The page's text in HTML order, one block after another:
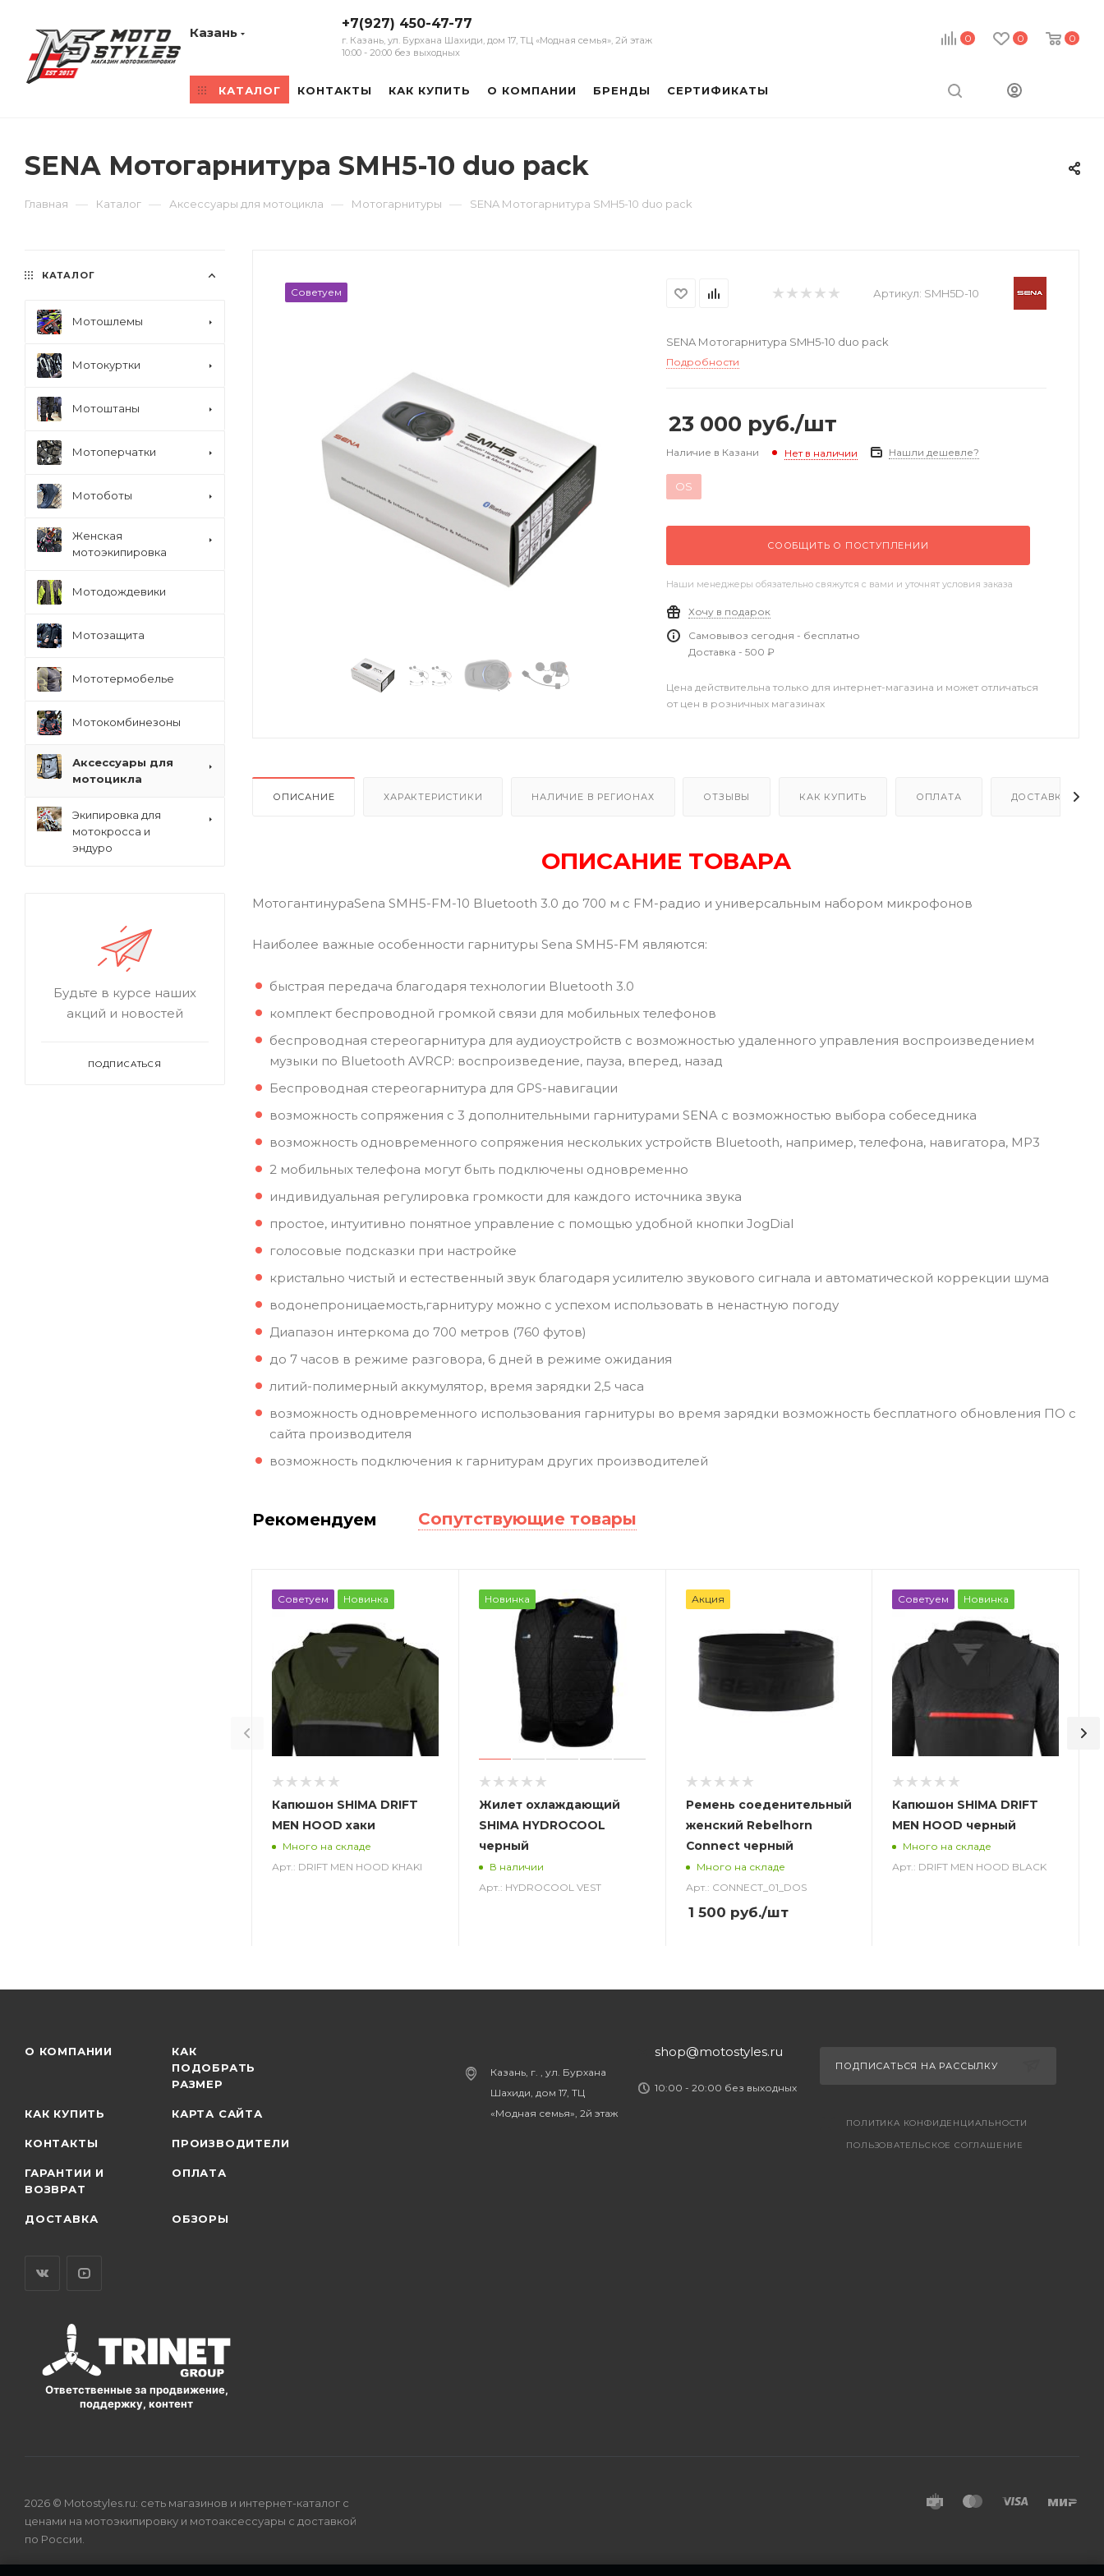
0 0 0
Казань
+7(927) 450-47-77
г. Казань, ул. Бурхана Шахиди, дом 17, ТЦ «Модная семья», 2й этаж
10:00 - 20:00 без выходных
КАТАЛОГ КОНТАКТЫ КАК КУПИТЬ О КОМПАНИИ БРЕНДЫ СЕРТИФИКАТЫ
SENA Мотогарнитура SMH5-10 duo pack
Главная — Каталог — Аксессуары для мотоцикла — Мотогарнитуры — SENA Мотогарнитура SMH5-10 duo pack
Советуем Артикул: SMH5D-10
SENA Мотогарнитура SMH5-10 duo pack
Подробности
23 000 руб./шт
Наличие в Казани Нет в наличии Нашли дешевле?
OS
СООБЩИТЬ О ПОСТУПЛЕНИИ
Наши менеджеры обязательно свяжутся с вами и уточнят условия заказа
Хочу в подарок
Самовывоз сегодня - бесплатно
Доставка - 500 ₽
Цена действительна только для интернет-магазина и может отличаться
от цен в розничных магазинах
ОПИСАНИЕ ХАРАКТЕРИСТИКИ НАЛИЧИЕ В РЕГИОНАХ ОТЗЫВЫ КАК КУПИТЬ ОПЛАТА ДОСТАВКА
ОПИСАНИЕ ТОВАРА
МотогантинураSena SMH5-FM-10 Bluetooth 3.0 до 700 м с FM-радио и универсальным набором микрофонов
Наиболее важные особенности гарнитуры Sena SMH5-FM являются:
быстрая передача благодаря технологии Bluetooth 3.0
комплект беспроводной громкой связи для мобильных телефонов
беспроводная стереогарнитура для аудиоустройств с возможностью удаленного управления воспроизведением
музыки по Bluetooth AVRCP: воспроизведение, пауза, вперед, назад
Беспроводная стереогарнитура для GPS-навигации
возможность сопряжения с 3 дополнительными гарнитурами SENA с возможностью выбора собеседника
возможность одновременного сопряжения нескольких устройств Bluetooth, например, телефона, навигатора, MP3
2 мобильных телефона могут быть подключены одновременно
индивидуальная регулировка громкости для каждого источника звука
простое, интуитивно понятное управление с помощью удобной кнопки JogDial
голосовые подсказки при настройке
кристально чистый и естественный звук благодаря усилителю звукового сигнала и автоматической коррекции шума
водонепроницаемость,гарнитуру можно с успехом использовать в ненастную погоду
Диапазон интеркома до 700 метров (760 футов)
до 7 часов в режиме разговора, 6 дней в режиме ожидания
литий-полимерный аккумулятор, время зарядки 2,5 часа
возможность одновременного использования гарнитуры во время зарядки возможность бесплатного обновления ПО с
сайта производителя
возможность подключения к гарнитурам других производителей
Рекомендуем Сопутствующие товары
Советуем Новинка
Капюшон SHIMA DRIFT
MEN HOOD хаки
Много на складе
Арт.: DRIFT MEN HOOD KHAKI
Новинка
Жилет охлаждающий
SHIMA HYDROCOOL
черный
В наличии
Арт.: HYDROCOOL VEST
Акция
Ремень соеденительный
женский Rebelhorn
Connect черный
Много на складе
Арт.: CONNECT_01_DOS
1 500 руб./шт
Советуем Новинка
Капюшон SHIMA DRIFT
MEN HOOD черный
Много на складе
Арт.: DRIFT MEN HOOD BLACK
КАТАЛОГ
Мотошлемы
Мотокуртки
Мотоштаны
Мотоперчатки
Мотоботы
Женская
мотоэкипировка
Мотодождевики
Мотозащита
Мототермобелье
Мотокомбинезоны
Аксессуары для
мотоцикла
Экипировка для
мотокросса и
эндуро
Будьте в курсе наших
акций и новостей
ПОДПИСАТЬСЯ
О КОМПАНИИ
КАК
ПОДОБРАТЬ
РАЗМЕР
КАК КУПИТЬ КАРТА САЙТА
КОНТАКТЫ ПРОИЗВОДИТЕЛИ
ГАРАНТИИ И
ВОЗВРАТ
ОПЛАТА
ДОСТАВКА ОБЗОРЫ
Ответственные за продвижение,
поддержку, контент
Казань, г. , ул. Бурхана
Шахиди, дом 17, ТЦ
«Модная семья», 2й этаж
shop@motostyles.ru
10:00 - 20:00 без выходных
ПОДПИСАТЬСЯ НА РАССЫЛКУ
ПОЛИТИКА КОНФИДЕНЦИАЛЬНОСТИ
ПОЛЬЗОВАТЕЛЬСКОЕ СОГЛАШЕНИЕ
2026 © Motostyles.ru: сеть магазинов и интернет-каталог с
ценами на мотоэкипировку и мотоаксессуары с доставкой
по России.